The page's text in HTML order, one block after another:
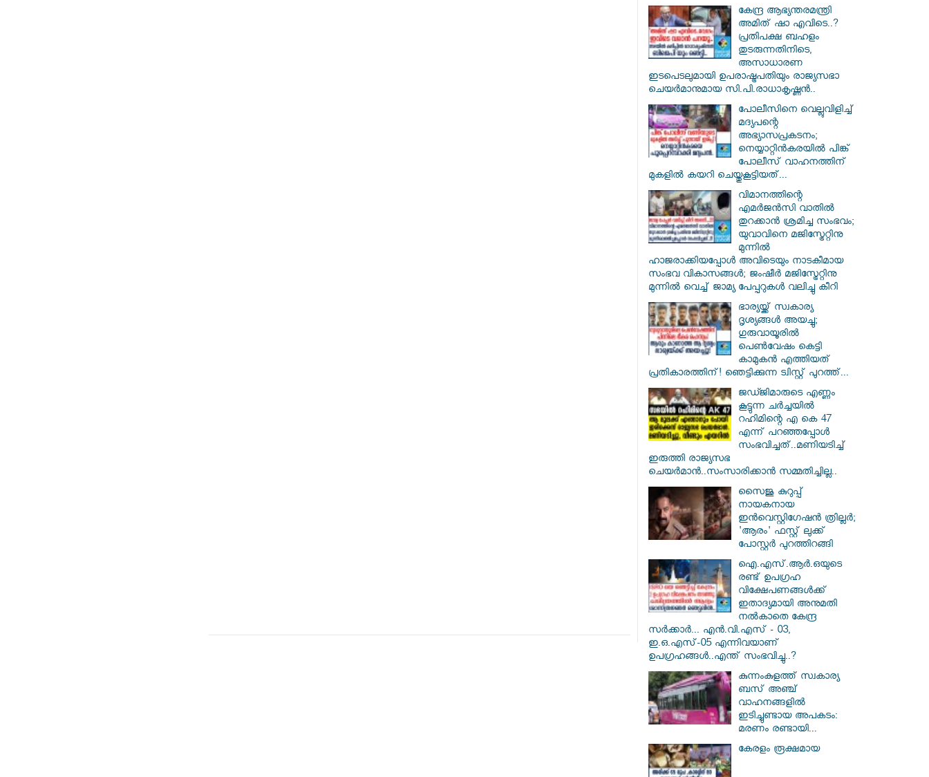
കേന്ദ്ര ആഭ്യന്തരമന്ത്രി
അമിത് ഷാ എവിടെ..?
പ്രതിപക്ഷ ബഹളം
തുടരുന്നതിനിടെ,
അസാധാരണ
ഇടപെടലുമായി ഉപരാഷ്ട്രപതിയും രാജ്യസഭാ
ചെയർമാനുമായ സി.പി.രാധാകൃഷ്ണൻ..
പോലീസിനെ വെല്ലുവിളിച്ച്
മദ്യപന്റെ
അഭ്യാസപ്രകടനം;
നെയ്യാറ്റിൻകരയിൽ പിങ്ക്
പോലീസ് വാഹനത്തിന്
മുകളിൽ കയറി ചെയ്തുകൂട്ടിയത്...
വിമാനത്തിന്റെ
എമർജൻസി വാതിൽ
തുറക്കാൻ ശ്രമിച്ച സംഭവം;
യുവാവിനെ മജിസ്ട്രേറ്റിനു
മുന്നിൽ
ഹാജരാക്കിയപ്പോൾ അവിടെയും നാടകീമായ
സംഭവ വികാസങ്ങൾ; ജംഷീർ മജിസ്ട്രേറ്റിനു
മുന്നിൽ വെച്ച് ജാമ്യ പേപ്പറുകൾ വലിച്ചു കീറി
ഭാര്യയ്ക്ക് സ്വകാര്യ
ദൃശ്യങ്ങൾ അയച്ചു;
ഗുരുവായൂരിൽ
പെൺവേഷം കെട്ടി
കാമുകൻ എത്തിയത്
പ്രതികാരത്തിന്! ഞെട്ടിക്കുന്ന ട്വിസ്റ്റ് പുറത്ത്...
ജഡ്ജിമാരുടെ എണ്ണം
കൂട്ടുന്ന ചർച്ചയിൽ
റഹിമിന്റെ എ കെ 47
എന്ന് പറഞ്ഞപ്പോൾ
സംഭവിച്ചത്..മണിയടിച്ച്
ഇരുത്തി രാജ്യസഭ
ചെയർമാൻ..സംസാരിക്കാൻ സമ്മതിച്ചില്ല..
സൈജു കുറുപ്പ്
നായകനായ
ഇൻവെസ്റ്റിഗേഷൻ ത്രില്ലർ;
'ആരം' ഫസ്റ്റ് ലുക്ക്
പോസ്റ്റർ പുറത്തിറങ്ങി
ഐ.എസ്.ആർ.ഒയുടെ
രണ്ട് ഉപഗ്രഹ
വിക്ഷേപണങ്ങൾക്ക്
ഇതാദ്യമായി അനുമതി
നൽകാതെ കേന്ദ്ര
സർക്കാർ... എൻ.വി.എസ് - 03,
ഇ.ഒ.എസ്-05 എന്നിവയാണ്
ഉപഗ്രഹങ്ങൾ..എന്ത് സംഭവിച്ചു..?
കുന്നംകുളത്ത് സ്വകാര്യ
ബസ് അഞ്ച്
വാഹനങ്ങളിൽ
ഇടിച്ചുണ്ടായ അപകടം:
മരണം രണ്ടായി...
കേരളം രൂക്ഷമായ